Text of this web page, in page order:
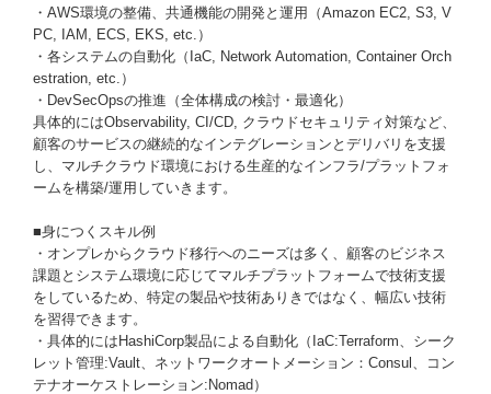
・AWS環境の整備、共通機能の開発と運用（Amazon EC2, S3, V
PC, IAM, ECS, EKS, etc.）
・各システムの自動化（IaC, Network Automation, Container Orch
estration, etc.）
・DevSecOpsの推進（全体構成の検討・最適化）
具体的にはObservability, CI/CD, クラウドセキュリティ対策など、
顧客のサービスの継続的なインテグレーションとデリバリを支援
し、マルチクラウド環境における生産的なインフラ/プラットフォ
ームを構築/運用していきます。
■身につくスキル例
・オンプレからクラウド移行へのニーズは多く、顧客のビジネス
課題とシステム環境に応じてマルチプラットフォームで技術支援
をしているため、特定の製品や技術ありきではなく、幅広い技術
を習得できます。
・具体的にはHashiCorp製品による自動化（IaC:Terraform、シーク
レット管理:Vault、ネットワークオートメーション：Consul、コン
テナオーケストレーション:Nomad）